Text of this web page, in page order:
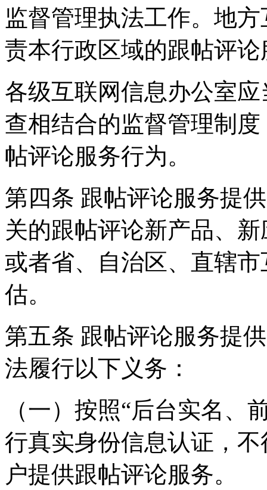
监督管理执法工作。地
责本行政区域的跟帖评
各级互联网信息办公室
查相结合的监督管理制
帖评论服务行为。
第四条 跟帖评论服务提
关的跟帖评论新产品、
或者省、自治区、直辖
估。
第五条 跟帖评论服务提
法履行以下义务：
（一）按照“后台实名、
行真实身份信息认证，
户提供跟帖评论服务。